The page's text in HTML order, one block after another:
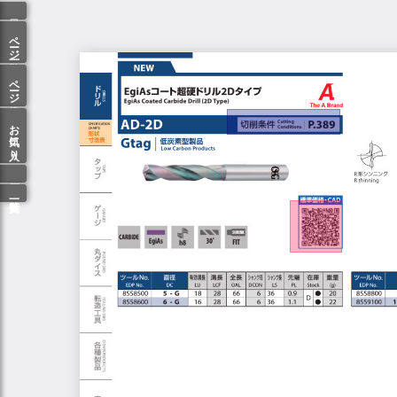
ページ一覧
ページ検索
お気に入り